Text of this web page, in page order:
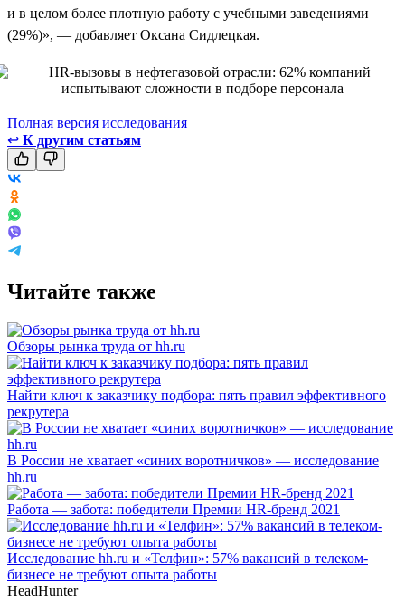
и в целом более плотную работу с учебными заведениями
(29%)», — добавляет Оксана Сидлецкая.
Полная версия исследования
↩ К другим статьям
Читайте также
Обзоры рынка труда от hh.ru
Найти ключ к заказчику подбора: пять правил эффективного
рекрутера
В России не хватает «синих воротничков» — исследование
hh.ru
Работа — забота: победители Премии HR-бренд 2021
Исследование hh.ru и «Телфин»: 57% вакансий в телеком-
бизнесе не требуют опыта работы
HeadHunter